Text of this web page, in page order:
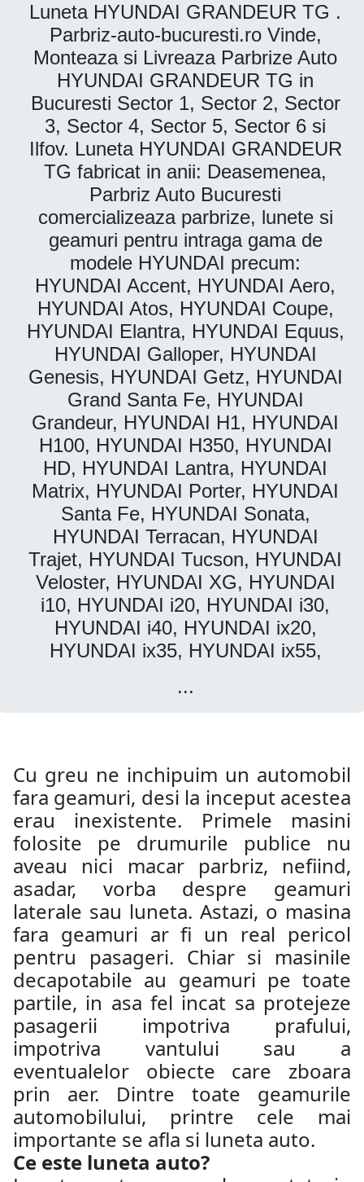
Luneta HYUNDAI GRANDEUR TG .
Parbriz-auto-bucuresti.ro Vinde,
Monteaza si Livreaza Parbrize Auto
HYUNDAI GRANDEUR TG in
Bucuresti Sector 1, Sector 2, Sector
3, Sector 4, Sector 5, Sector 6 si
Ilfov. Luneta HYUNDAI GRANDEUR
TG fabricat in anii: Deasemenea,
Parbriz Auto Bucuresti
comercializeaza parbrize, lunete si
geamuri pentru intraga gama de
modele HYUNDAI precum:
HYUNDAI Accent, HYUNDAI Aero,
HYUNDAI Atos, HYUNDAI Coupe,
HYUNDAI Elantra, HYUNDAI Equus,
HYUNDAI Galloper, HYUNDAI
Genesis, HYUNDAI Getz, HYUNDAI
Grand Santa Fe, HYUNDAI
Grandeur, HYUNDAI H1, HYUNDAI
H100, HYUNDAI H350, HYUNDAI
HD, HYUNDAI Lantra, HYUNDAI
Matrix, HYUNDAI Porter, HYUNDAI
Santa Fe, HYUNDAI Sonata,
HYUNDAI Terracan, HYUNDAI
Trajet, HYUNDAI Tucson, HYUNDAI
Veloster, HYUNDAI XG, HYUNDAI
i10, HYUNDAI i20, HYUNDAI i30,
HYUNDAI i40, HYUNDAI ix20,
HYUNDAI ix35, HYUNDAI ix55,
...
Cu greu ne inchipuim un automobil
fara geamuri, desi la inceput acestea
erau inexistente. Primele masini
folosite pe drumurile publice nu
aveau nici macar parbriz, nefiind,
asadar, vorba despre geamuri
laterale sau luneta. Astazi, o masina
fara geamuri ar fi un real pericol
pentru pasageri. Chiar si masinile
decapotabile au geamuri pe toate
partile, in asa fel incat sa protejeze
pasagerii impotriva prafului,
impotriva vantului sau a
eventualelor obiecte care zboara
prin aer. Dintre toate geamurile
automobilului, printre cele mai
importante se afla si luneta auto.
Ce este luneta auto?